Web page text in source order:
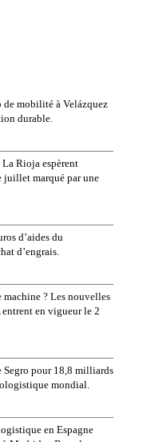
mobilité à Velázquez
durable.
Rioja espèrent
juillet marqué par une
d’aides du
d’engrais.
machine ? Les nouvelles
en vigueur le 2
Segro pour 18,8 milliards
mondial.
en Espagne